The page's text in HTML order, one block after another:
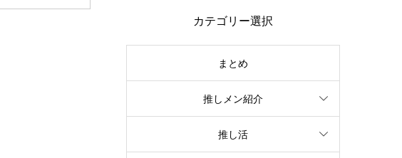
カテゴリー選択
まとめ
推しメン紹介
推し活